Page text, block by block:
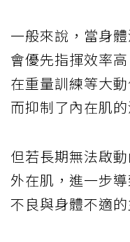
一般來說，當身
會優先指揮效率
在重量訓練等大
而抑制了內在肌的
但若長期無法啟
外在肌，進一步
不良與身體不適的